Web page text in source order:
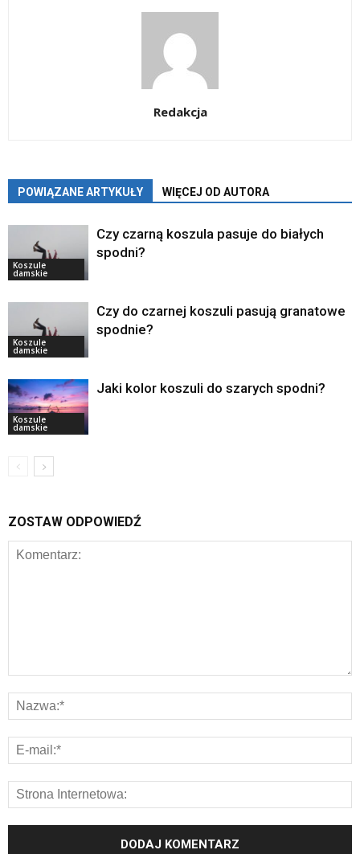
Redakcja
POWIĄZANE ARTYKUŁY WIĘCEJ OD AUTORA
Koszule
damskie
Czy czarną koszula pasuje do białych
spodni?
Koszule
damskie
Czy do czarnej koszuli pasują granatowe
spodnie?
Koszule
damskie
Jaki kolor koszuli do szarych spodni?
ZOSTAW ODPOWIEDŹ